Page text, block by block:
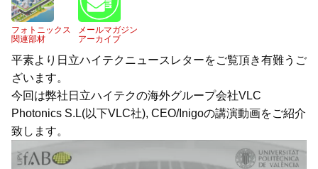
フォトニックス
関連部材
メールマガジン
アーカイブ
平素より日立ハイテクニュースレターをご覧頂き有難うご
ざいます。
今回は弊社日立ハイテクの海外グループ会社VLC
Photonics S.L(以下VLC社), CEO/Inigoの講演動画をご紹介
致します。